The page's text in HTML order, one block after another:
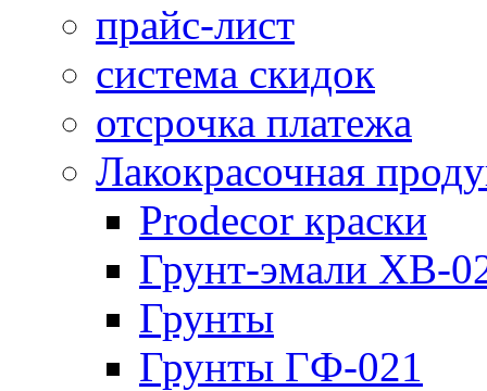
прайс-лист
система скидок
отсрочка платежа
Лакокрасочная
Prodecor краски
Грунт-эмали ХВ-
Грунты
Грунты ГФ-021